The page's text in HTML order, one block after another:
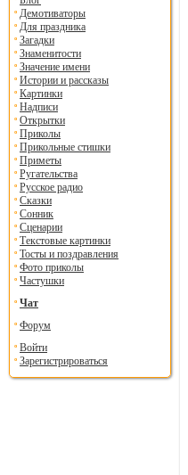
Демотиваторы
Для праздника
Загадки
Знаменитости
Значение имени
Истории и рассказы
Картинки
Надписи
Открытки
Приколы
Прикольные стишки
Приметы
Ругательства
Русское радио
Сказки
Сонник
Сценарии
Текстовые картинки
Тосты и поздравления
Фото приколы
Частушки
Чат
Форум
Войти
Зарегистрироваться